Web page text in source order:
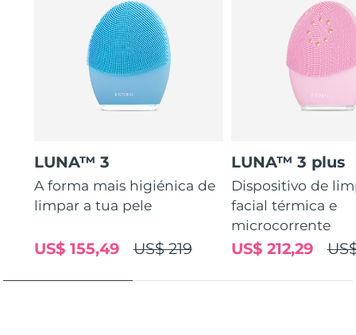
LUNA™ 3
A forma mais higiénica de
limpar a tua pele
US$ 219
US$ 155,49
LUNA™ 3 plus
Dispositivo de
facial térmica e
microcorrente
US$ 212,29